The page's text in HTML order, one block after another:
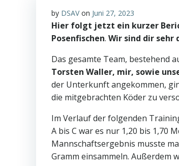
by DSAV on Juni 27, 2023
Hier folgt jetzt ein kurzer
Posenfischen. Wir sind dir sehr
Das gesamte Team, bestehend
Torsten Waller, mir, sowie
der Unterkunft angekommen,
die mitgebrachten Köder zu
Im Verlauf der folgenden
A bis C war es nur 1,20 bis 1,70
Mannschaftsergebnis musste
Gramm einsammeln. Außerdem